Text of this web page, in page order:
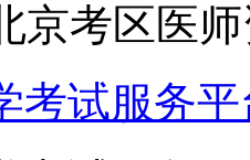
京考区医
考试服务